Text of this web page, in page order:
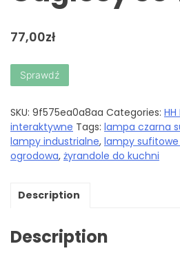
77,00zł
Sprawdź
SKU: 9f575ea0a8aa Categories:
interaktywne Tags: lampa czarna
lampy industrialne, lampy sufitowe
ogrodowa, żyrandole do kuchni
Description
Description